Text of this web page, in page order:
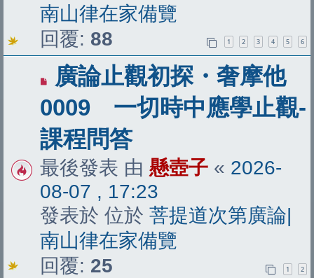
南山律在家備覽
回覆: 88 1 2 3 4 5 6
有
新
文
章
廣論止觀初探・奢摩他
0009 一切時中應學止觀-
課程問答
最後發表 由 懸壺子 « 2026-
08-07 , 17:23
發表於 位於 菩提道次第廣論|
南山律在家備覽
回覆: 25 1 2